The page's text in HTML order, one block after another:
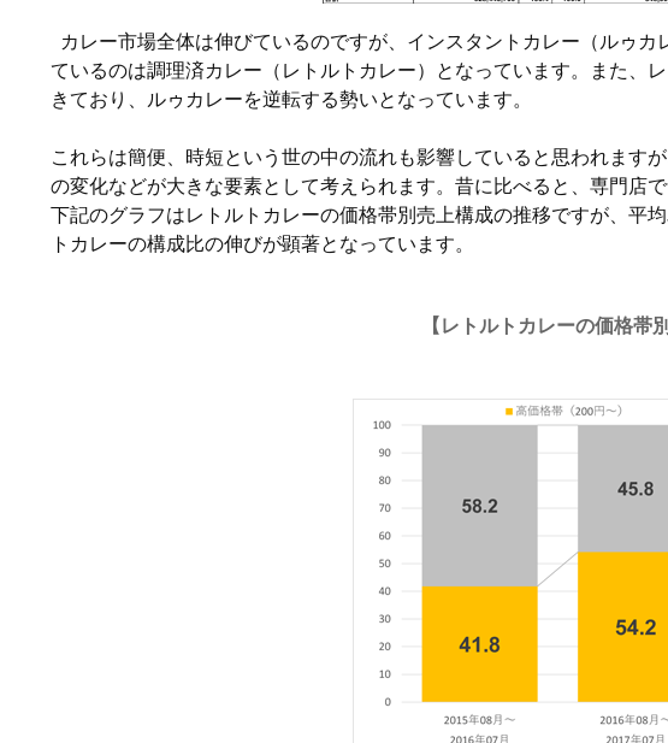
カレー市場全体は伸びているのですが、インスタントカレー（ルゥ
ているのは調理済カレー（レトルトカレー）となっています。また、
きており、ルゥカレーを逆転する勢いとなっています。
これらは簡便、時短という世の中の流れも影響していると思われます
の変化などが大きな要素として考えられます。昔に比べると、専門店
下記のグラフはレトルトカレーの価格帯別売上構成の推移ですが、平
トカレーの構成比の伸びが顕著となっています。
【レトルトカレーの価格帯